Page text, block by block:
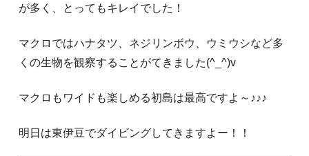
が多く、とってもキレイでした！
マクロではハナタツ、ネジリンボウ、ウミウシなど多
くの生物を観察することがてきました(^_^)v
マクロもワイドも楽しめる初島は最高ですよ～♪♪♪
明日は東伊豆でダイビングしてきますよー！！